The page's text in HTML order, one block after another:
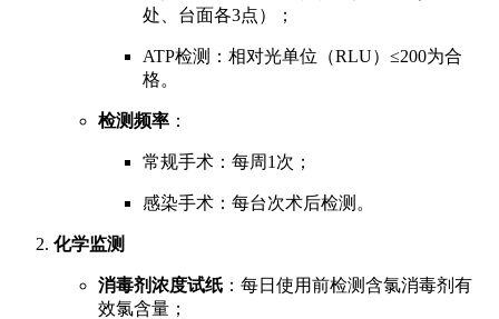
处、台面各3点）；
ATP检测：相对光单位（RLU）≤200为合
格。
检测频率 ：
常规手术：每周1次；
感染手术：每台次术后检测。
化学监测
消毒剂浓度试纸 ：每日使用前检测含氯消毒剂有
效氯含量；